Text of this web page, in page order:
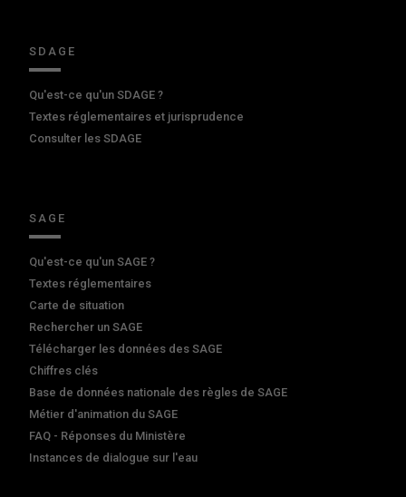
SDAGE
Qu'est-ce qu'un SDAGE ?
Textes réglementaires et jurisprudence
Consulter les SDAGE
SAGE
Qu'est-ce qu'un SAGE ?
Textes réglementaires
Carte de situation
Rechercher un SAGE
Télécharger les données des SAGE
Chiffres clés
Base de données nationale des règles de SAGE
Métier d'animation du SAGE
FAQ - Réponses du Ministère
Instances de dialogue sur l'eau